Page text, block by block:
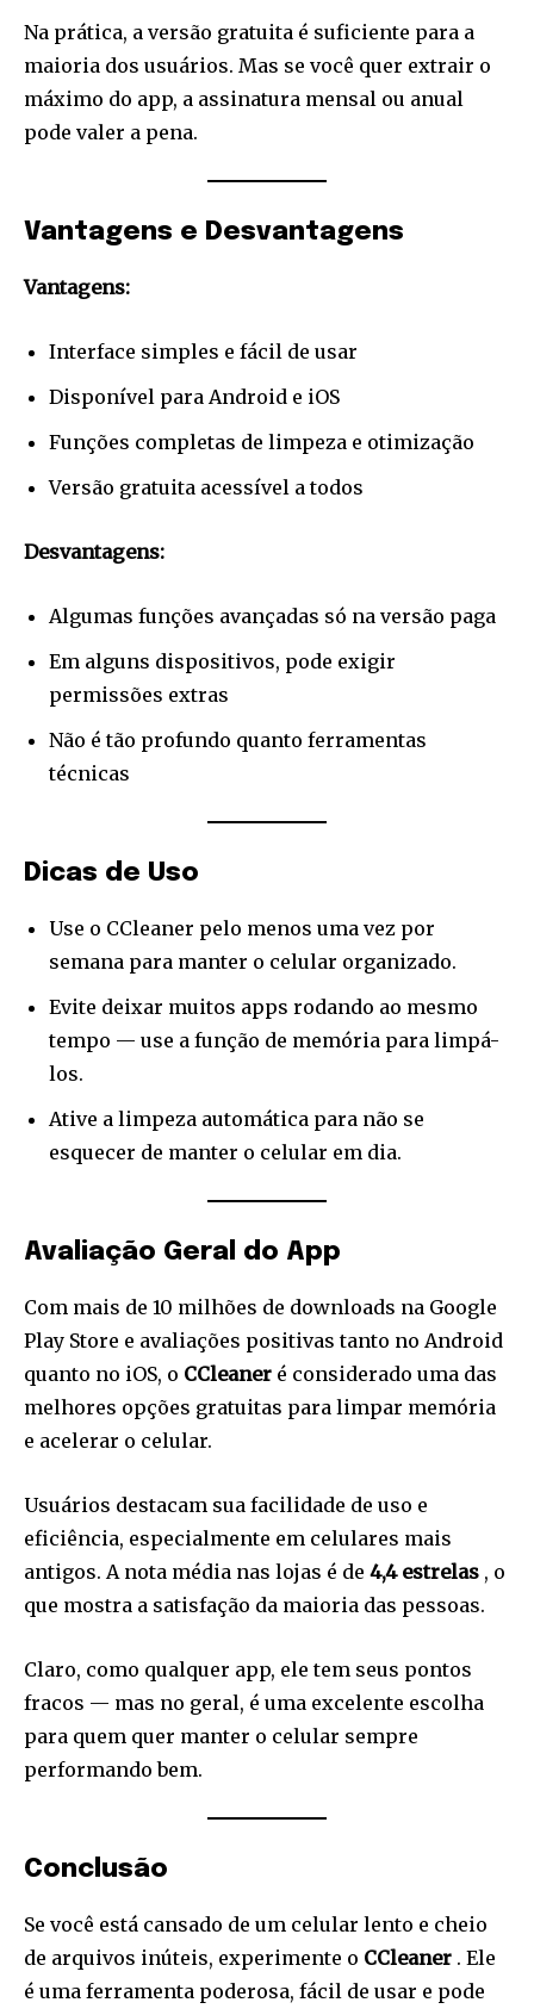
Na prática, a versão gratuita é suficiente para a
maioria dos usuários. Mas se você quer extrair o
máximo do app, a assinatura mensal ou anual
pode valer a pena.
Vantagens e Desvantagens
Vantagens:
Interface simples e fácil de usar
Disponível para Android e iOS
Funções completas de limpeza e otimização
Versão gratuita acessível a todos
Desvantagens:
Algumas funções avançadas só na versão paga
Em alguns dispositivos, pode exigir
permissões extras
Não é tão profundo quanto ferramentas
técnicas
Dicas de Uso
Use o CCleaner pelo menos uma vez por
semana para manter o celular organizado.
Evite deixar muitos apps rodando ao mesmo
tempo — use a função de memória para limpá-
los.
Ative a limpeza automática para não se
esquecer de manter o celular em dia.
Avaliação Geral do App
Com mais de 10 milhões de downloads na Google
Play Store e avaliações positivas tanto no Android
quanto no iOS, o CCleaner é considerado uma das
melhores opções gratuitas para limpar memória
e acelerar o celular.
Usuários destacam sua facilidade de uso e
eficiência, especialmente em celulares mais
antigos. A nota média nas lojas é de 4,4 estrelas , o
que mostra a satisfação da maioria das pessoas.
Claro, como qualquer app, ele tem seus pontos
fracos — mas no geral, é uma excelente escolha
para quem quer manter o celular sempre
performando bem.
Conclusão
Se você está cansado de um celular lento e cheio
de arquivos inúteis, experimente o CCleaner . Ele
é uma ferramenta poderosa, fácil de usar e pode